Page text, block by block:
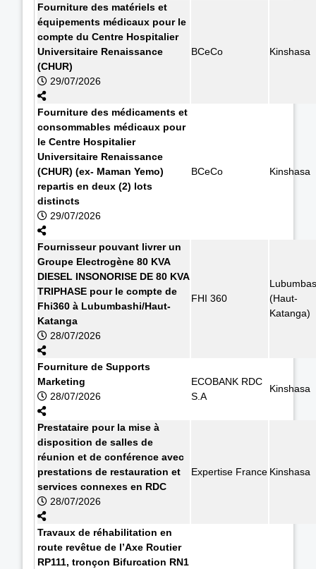
Fourniture des matériels et
équipements médicaux pour le
compte du Centre Hospitalier
Universitaire Renaissance
(CHUR)
29/07/2026
BCeCo Kinshasa
Fourniture des médicaments et
consommables médicaux pour
le Centre Hospitalier
Universitaire Renaissance
(CHUR) (ex- Maman Yemo)
repartis en deux (2) lots
distincts
29/07/2026
BCeCo Kinshasa
Fournisseur pouvant livrer un
Groupe Electrogène 80 KVA
DIESEL INSONORISE DE 80 KVA
TRIPHASE pour le compte de
Fhi360 à Lubumbashi/Haut-
Katanga
28/07/2026
FHI 360
(Haut-
Katanga)
Fourniture de Supports
Marketing
28/07/2026
ECOBANK RDC
S.A
Kinshasa
Prestataire pour la mise à
disposition de salles de
réunion et de conférence avec
prestations de restauration et
services connexes en RDC
28/07/2026
Expertise France Kinshasa
Travaux de réhabilitation en
route revêtue de l’Axe Routier
RP111, tronçon Bifurcation RN1